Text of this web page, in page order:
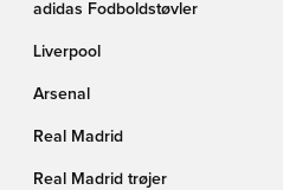
adidas Fodboldstøvler
Liverpool
Arsenal
Real Madrid
Real Madrid trøjer